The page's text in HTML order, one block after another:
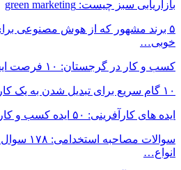
بازاریابی سبز چیست: green marketing
۵ برند مشهور که از هوش مصنوعی
خوبی…
کسب و کار در گرجستان: ۱۰ فرصت ایجاد کسب و کار کوچک در…
۱۰ گام سریع برای تبدیل شدن به یک کارآفرین موفق
ایده های کارآفرینی: ۵۰ ایده کسب و کار برای کارآفرینان خلاق
سوالات
انواع…